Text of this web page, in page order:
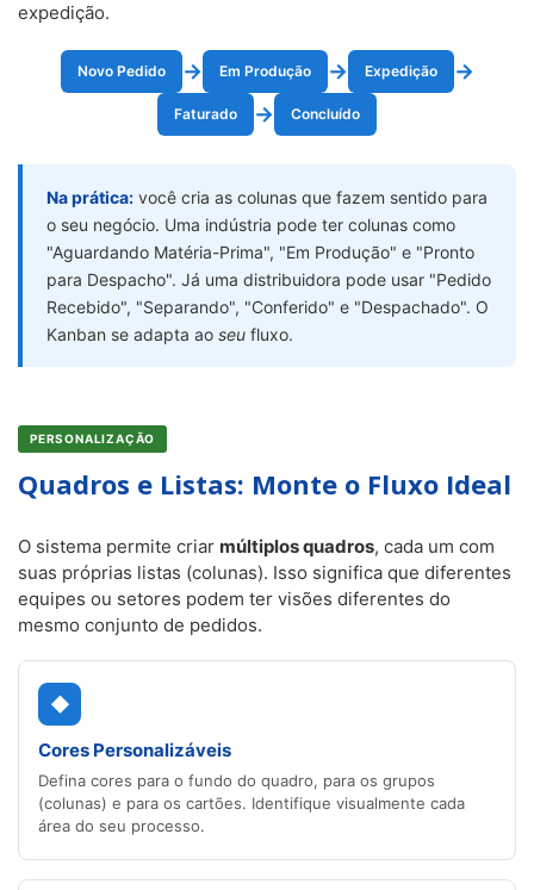
expedição.
Novo Pedido → Em Produção → Expedição →
Faturado → Concluído
Na prática: você cria as colunas que fazem sentido para
o seu negócio. Uma indústria pode ter colunas como
"Aguardando Matéria-Prima", "Em Produção" e "Pronto
para Despacho". Já uma distribuidora pode usar "Pedido
Recebido", "Separando", "Conferido" e "Despachado". O
Kanban se adapta ao seu fluxo.
PERSONALIZAÇÃO
Quadros e Listas: Monte o Fluxo Ideal
O sistema permite criar múltiplos quadros, cada um com
suas próprias listas (colunas). Isso significa que diferentes
equipes ou setores podem ter visões diferentes do
mesmo conjunto de pedidos.
◆
Cores Personalizáveis
Defina cores para o fundo do quadro, para os grupos
(colunas) e para os cartões. Identifique visualmente cada
área do seu processo.